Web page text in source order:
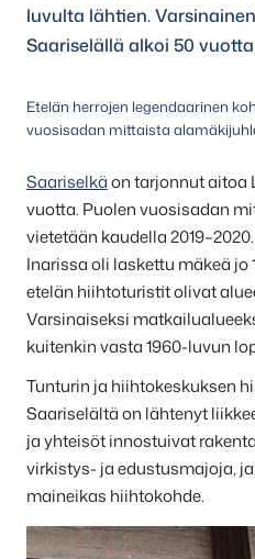
luvulta lähtien.
Saariselällä alkoi 50
Etelän herrojen legendaarinen
vuosisadan mittaista
Saariselkäon tarjonnut aitoa
vuotta. Puolen vuosisadan
vietetään kaudella
Inarissa oli laskettu mäkeä jo
etelän hiihtoturistit olivat
Varsinaiseksi
kuitenkin vasta 1960-luvun
Tunturin ja hiihtokeskuksen
Saariselältä on lähtenyt
ja yhteisöt innostuivat
virkistys- ja edustusmajoja,
maineikas hiihtokohde.